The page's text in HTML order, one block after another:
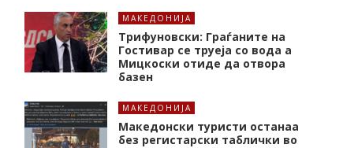
МАКЕДОНИЈА
Трифуновски: Граѓаните на
Гостивар се труеја со вода а
Мицкоски отиде да отвора
базен
МАКЕДОНИЈА
Македонски туристи останаа
без регистарски таблички во